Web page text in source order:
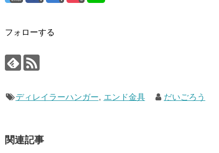
フォローする
ディレイラーハンガー, エンド金具 だいごろう
関連記事